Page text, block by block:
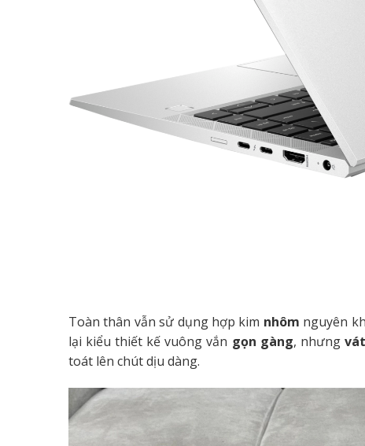
Toàn thân vẫn sử dụng hợp kim nhôm nguyên
lại kiểu thiết kế vuông vắn gọn gàng, nhưng
toát lên chút dịu dàng.